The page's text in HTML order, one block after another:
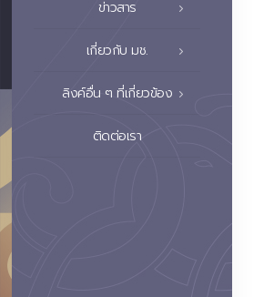
ข่าวสาร
เกี่ยวกับ มช.
ลิงค์อื่น ๆ ที่เกี่ยวข้อง
ติดต่อเรา